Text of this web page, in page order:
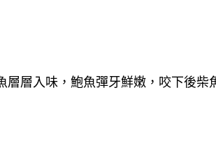
層入味，鮑魚彈牙鮮嫩，咬下後柴